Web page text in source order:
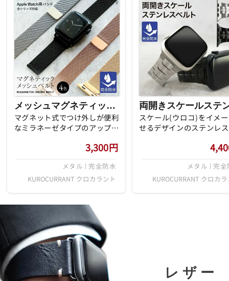
メッシュマグネティックシー
マグネット式でつけ外しが便利
なミラネーゼタイプのアップル
スチールを使用し、シルバー、
ラックのカラー展開の中からお
使いのアップルウォッチに合わ
3,300円
メタル | 完全防水
KUROCURRANT クロカラント
スケール(ウロコ)をイメ
せるデザインのステンレ
きタイプとなっており、
コマ調整も一般的なピン
採用しております。※ブ
メタル | 完
KUROCURRANT クロカ
レザー